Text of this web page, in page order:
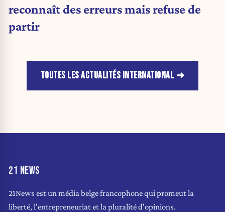
reconnaît des erreurs mais refuse de
partir
TOUTES LES ACTUALITÉS INTERNATIONAL
21 NEWS
21News est un média belge francophone qui promeut la
liberté, l'entrepreneuriat et la pluralité d'opinions.